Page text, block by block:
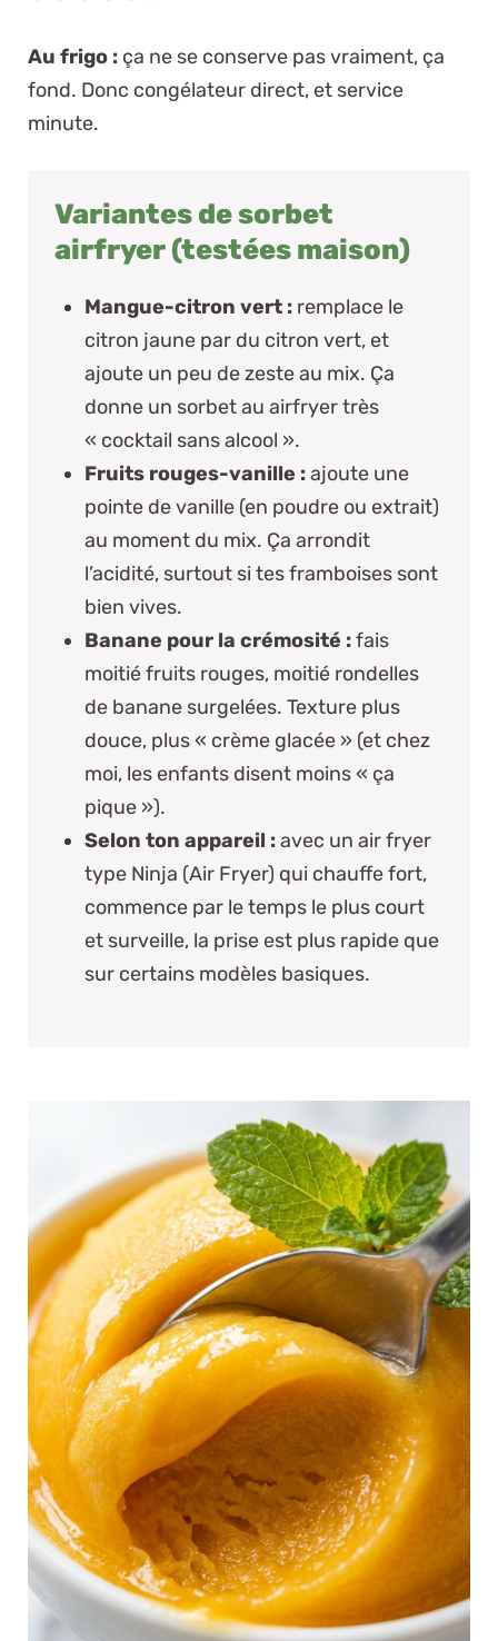
Au frigo : ça ne se conserve pas vraiment, ça
fond. Donc congélateur direct, et service
minute.
Variantes de sorbet
airfryer (testées maison)
Mangue-citron vert : remplace le
citron jaune par du citron vert, et
ajoute un peu de zeste au mix. Ça
donne un sorbet au airfryer très
« cocktail sans alcool ».
Fruits rouges-vanille :ajoute une
pointe de vanille (en poudre ou extrait)
au moment du mix. Ça arrondit
l’acidité, surtout si tes framboises sont
bien vives.
Banane pour la crémosité :fais
moitié fruits rouges, moitié rondelles
de banane surgelées. Texture plus
douce, plus « crème glacée » (et chez
moi, les enfants disent moins « ça
pique »).
Selon ton appareil :avec un air fryer
type Ninja (Air Fryer) qui chauffe fort,
commence par le temps le plus court
et surveille, la prise est plus rapide que
sur certains modèles basiques.